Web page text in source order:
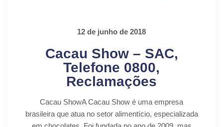
12 de junho de 2018
Cacau Show – SAC,
Telefone 0800,
Reclamações
Cacau ShowA Cacau Show é uma empresa
brasileira que atua no setor alimentício, especializada